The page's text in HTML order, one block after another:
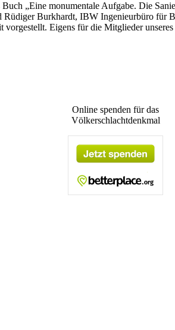
„Eine monumentale Aufgabe. Die
Burkhardt, IBW Ingenieurbüro für
Eigens für die Mitglieder
Online spenden für das
Völkerschlachtdenkmal